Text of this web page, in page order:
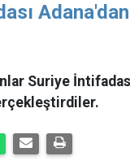
Adana'dan
Suriye